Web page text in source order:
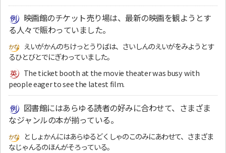
映画館のチケット売り場は、最新の映画を観ようとす
る人々で賑わっていました。
えいがかんのちけっとうりばは、さいしんのえいがをみようとす
るひとびとでにぎわっていました。
The ticket booth at the movie theater was busy with
people eager to see the latest film.
図書館にはあらゆる読者の好みに合わせて、さまざま
なジャンルの本が揃っている。
としょかんにはあらゆるどくしゃのこのみにあわせて、さまざま
なじゃんるのほんがそろっている。